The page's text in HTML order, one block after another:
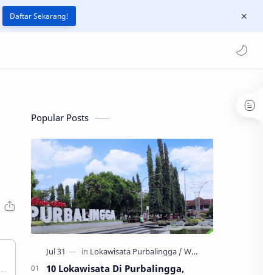
Daftar Sekarang!
Popular Posts
10 Lokawisata Di Purbalingga,